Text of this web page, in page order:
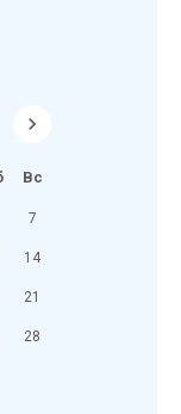
Вс
7
14
21
28